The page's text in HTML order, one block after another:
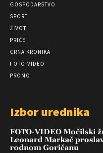
GOSPODARSTVO
SPORT
ŽIVOT
PRIČE
CRNA KRONIKA
FOTO-VIDEO
PROMO
Izbor urednika
FOTO-VIDEO Močilski
Leonard Markač
rodnom Goričanu